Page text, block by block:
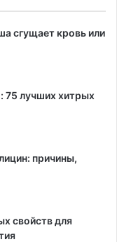
сгущает кровь или
75 лучших хитрых
причины,
свойств для